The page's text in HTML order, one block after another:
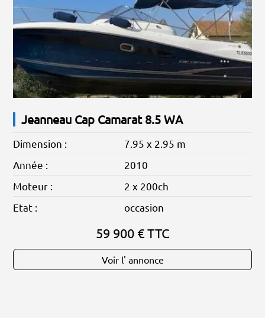
Jeanneau Cap Camarat 8.5 WA
Dimension :
7.95 x 2.95 m
Année :
2010
Moteur :
2 x 200ch
Etat :
occasion
59 900 € TTC
Voir l' annonce